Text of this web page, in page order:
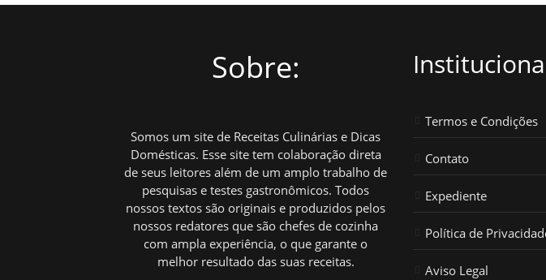
Sobre:
Somos um site de Receitas Culinárias e Dicas
Domésticas. Esse site tem colaboração direta
de seus leitores além de um amplo trabalho de
pesquisas e testes gastronômicos. Todos
nossos textos são originais e produzidos pelos
nossos redatores que são chefes de cozinha
com ampla experiência, o que garante o
melhor resultado das suas receitas.
Termos e Condições
Contato
Expediente
Política de
Aviso Legal